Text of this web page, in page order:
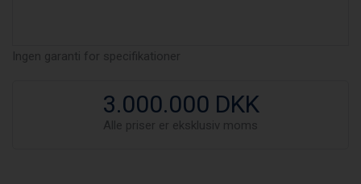
Ingen garanti for specifikationer
3.000.000 DKK
Alle priser er eksklusiv moms